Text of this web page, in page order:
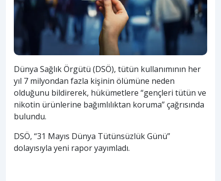
Dünya Sağlık Örgütü (DSÖ), tütün kullanımının her
yıl 7 milyondan fazla kişinin ölümüne neden
olduğunu bildirerek, hükümetlere “gençleri tütün ve
nikotin ürünlerine bağımlılıktan koruma” çağrısında
bulundu.
DSÖ, “31 Mayıs Dünya Tütünsüzlük Günü”
dolayısıyla yeni rapor yayımladı.